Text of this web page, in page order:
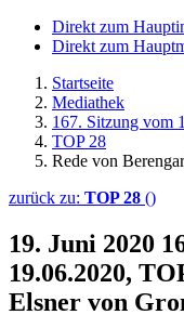
Direkt zum
Direkt zum
Startseite
Mediathek
167. Sitzung vom
TOP 28
Rede von
zurück zu: TOP 28 ()
19. Juni 2020
19.06.2020,
Elsner von